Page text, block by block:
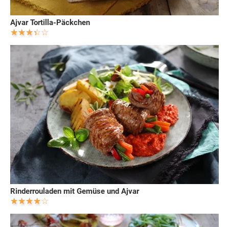
Ajvar Tortilla-Päckchen
Rinderrouladen mit Gemüse und Ajvar